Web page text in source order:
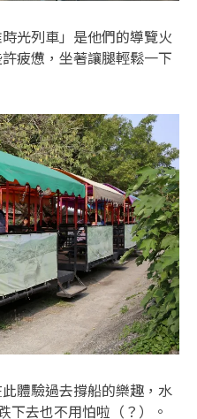
光列車」是他們的導覽火
疲憊，坐著讓腿輕鬆一下
體驗過去撐船的樂趣，水
下去也不用怕啦（？）。